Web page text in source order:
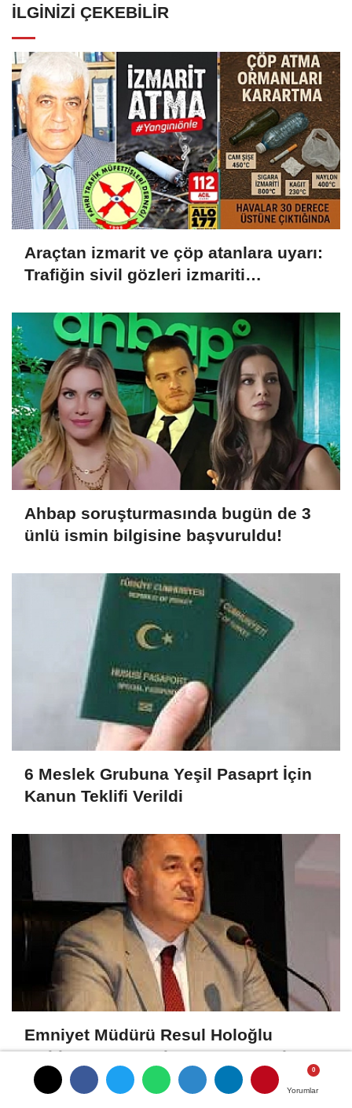
Yorumlar
Yorumlar
İLGINIZI ÇEKEBILIR
Araçtan izmarit ve çöp atanlara uyarı:
Trafiğin sivil gözleri izmariti
Ahbap soruşturmasında bugün de 3
ünlü ismin bilgisine başvuruldu!
6 Meslek Grubuna Yeşil Pasaprt İçin
Kanun Teklifi Verildi
Emniyet Müdürü Resul Holoğlu
Mahkeme Kararıyla Göreve Döndü..!